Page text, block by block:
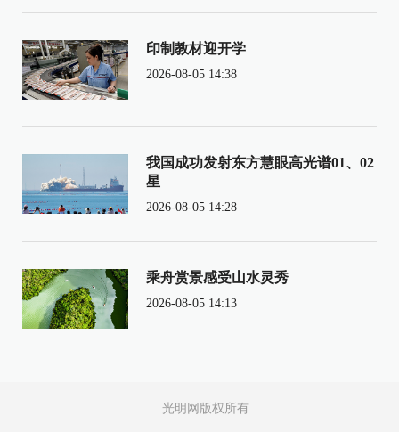
印制教材迎开学
2026-08-05 14:38
我国成功发射东方慧眼高光谱01、02
星
2026-08-05 14:28
乘舟赏景感受山水灵秀
2026-08-05 14:13
光明网版权所有